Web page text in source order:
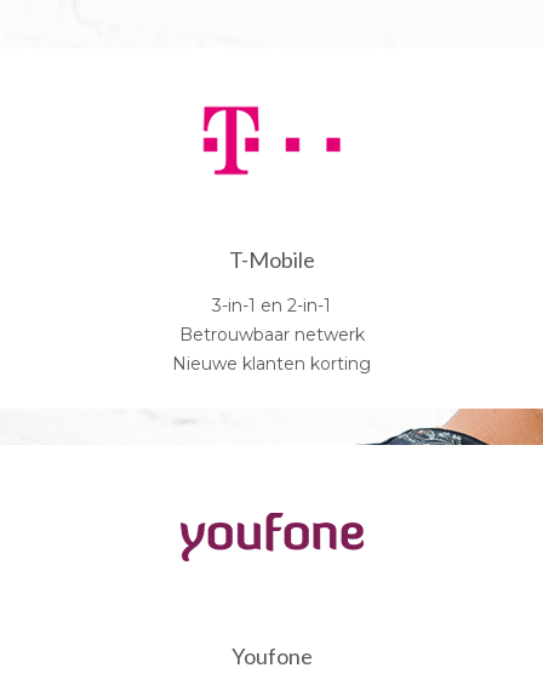
T-Mobile
3-in-1 en 2-in-1
Betrouwbaar netwerk
Nieuwe klanten korting
Youfone